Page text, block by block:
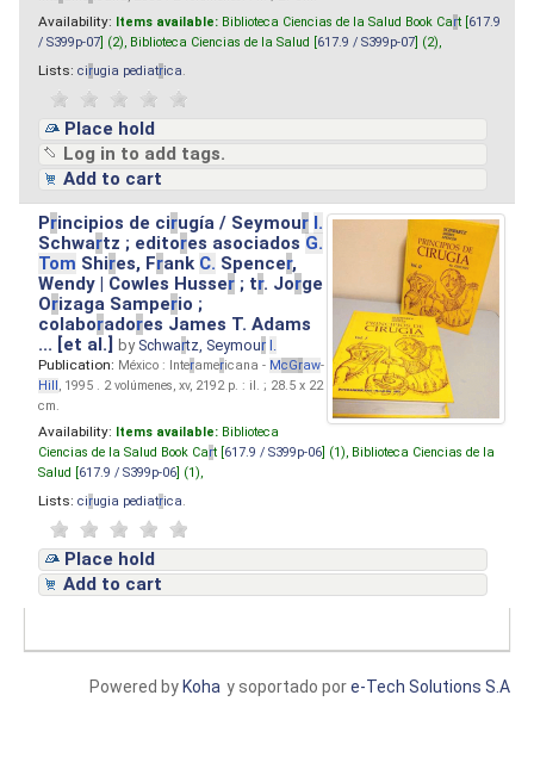
Availability: Items available: Biblioteca Ciencias de la Salud Book Cart [ 617.9
/ S399p-07 ] (2), Biblioteca Ciencias de la Salud [ 617.9 / S399p-07 ] (2),
Lists: cirugia pediatrica
Place hold
Log in to add tags.
Add to cart
Principios de cirugía / Seymour I.
Schwartz ; editores asociados G.
Tom Shires, Frank C. Spencer,
Wendy | Cowles Husser ; tr. Jorge
Orizaga Samperio ;
colaboradores James T. Adams
... [et al.]by Schwartz, Seymour I.
Publication: México : Interamericana - McGraw-
Hill, 1995 . 2 volúmenes, xv, 2192 p. : il. ; 28.5 x 22
cm.
Availability: Items available: Biblioteca
Ciencias de la Salud Book Cart [ 617.9 / S399p-06 ] (1), Biblioteca Ciencias de la
Salud [ 617.9 / S399p-06 ] (1),
Lists: cirugia pediatrica
Place hold
Add to cart
y soportado pore-Tech Solutions S.A
Powered by Koha